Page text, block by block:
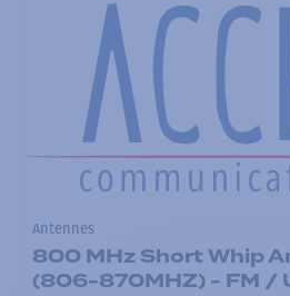
Antennes
800 MHz Short Whip
(806-870MHZ) - FM /